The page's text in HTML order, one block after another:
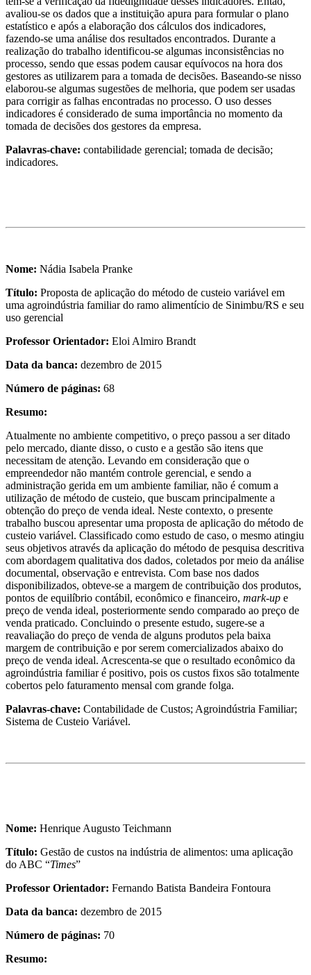
avaliou-se os dados que a instituição apura para formular o plano
estatístico e após a elaboração dos cálculos dos indicadores,
fazendo-se uma análise dos resultados encontrados. Durante a
realização do trabalho identificou-se algumas inconsistências no
processo, sendo que essas podem causar equívocos na hora dos
gestores as utilizarem para a tomada de decisões. Baseando-se nisso
elaborou-se algumas sugestões de melhoria, que podem ser usadas
para corrigir as falhas encontradas no processo. O uso desses
indicadores é considerado de suma importância no momento da
tomada de decisões dos gestores da empresa.
Palavras-chave: contabilidade gerencial; tomada de decisão;
indicadores.
Nome: Nádia Isabela Pranke
Título: Proposta de aplicação do método de custeio variável em
uma agroindústria familiar do ramo alimentício de Sinimbu/RS e seu
uso gerencial
Professor Orientador: Eloi Almiro Brandt
Data da banca: dezembro de 2015
Número de páginas: 68
Resumo:
Atualmente no ambiente competitivo, o preço passou a ser ditado
pelo mercado, diante disso, o custo e a gestão são itens que
necessitam de atenção. Levando em consideração que o
empreendedor não mantém controle gerencial, e sendo a
administração gerida em um ambiente familiar, não é comum a
utilização de método de custeio, que buscam principalmente a
obtenção do preço de venda ideal. Neste contexto, o presente
trabalho buscou apresentar uma proposta de aplicação do método de
custeio variável. Classificado como estudo de caso, o mesmo atingiu
seus objetivos através da aplicação do método de pesquisa descritiva
com abordagem qualitativa dos dados, coletados por meio da análise
documental, observação e entrevista. Com base nos dados
disponibilizados, obteve-se a margem de contribuição dos produtos,
pontos de equilíbrio contábil, econômico e financeiro, mark-up e
preço de venda ideal, posteriormente sendo comparado ao preço de
venda praticado. Concluindo o presente estudo, sugere-se a
reavaliação do preço de venda de alguns produtos pela baixa
margem de contribuição e por serem comercializados abaixo do
preço de venda ideal. Acrescenta-se que o resultado econômico da
agroindústria familiar é positivo, pois os custos fixos são totalmente
cobertos pelo faturamento mensal com grande folga.
Palavras-chave: Contabilidade de Custos; Agroindústria Familiar;
Sistema de Custeio Variável.
Nome: Henrique Augusto Teichmann
Título: Gestão de custos na indústria de alimentos: uma aplicação
do ABC “Times”
Professor Orientador: Fernando Batista Bandeira Fontoura
Data da banca: dezembro de 2015
Número de páginas: 70
Resumo: